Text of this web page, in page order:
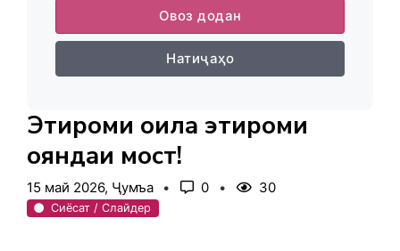
Овоз додан
Натиҷаҳо
Эҳтироми оила эҳтироми
ояндаи мост!
15 май 2026, Ҷумъа 0 30
Сиёсат / Слайдер